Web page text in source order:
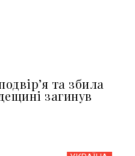
та збила
загинув